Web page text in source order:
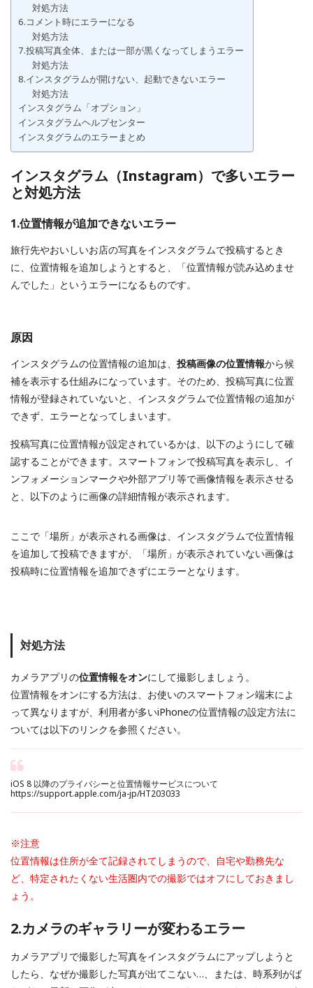
対処方法
6.コメント時にエラーになる
対処方法
7.投稿写真全体、または一部が黒くなってしまうエラー
対処方法
8.インスタグラムが開けない、起動できないエラー
対処方法
インスタグラム「オプション」
インスタグラムヘルプセンター
インスタグラムのエラーまとめ
インスタグラム（Instagram）で多いエラー
と対処方法
1.位置情報が追加できないエラー
旅行先やおいしいお店の写真をインスタグラムで投稿するとき
に、位置情報を追加しようとすると、「位置情報が読み込めませ
んでした」というエラーになるものです。
原因
インスタグラムの位置情報の追加は、 投稿画像の位置情報から候
補を表示する仕組みになっています。そのため、投稿写真に位置
情報が登録されていないと、インスタグラムで位置情報の追加が
できず、エラーとなってしまいます。
投稿写真に位置情報が設定されているかは、以下のようにして確
認することができます。スマートフォンで投稿写真を表示し、イ
ンフォメーションマークや外部アプリ等で画像情報を表示させる
と、以下のように画像の詳細情報が表示されます。
ここで「場所」が表示される画像は、インスタグラムで位置情報
を追加して投稿できますが、「場所」が表示されていない画像は
投稿時に位置情報を追加できずにエラーとなります。
対処方法
カメラアプリの位置情報をオンにして撮影しましょう。
位置情報をオンにする方法は、お使いのスマートフォン端末によ
って異なりますが、利用者が多いiPhoneの位置情報の設定方法に
ついては以下のリンクを参照ください。
iOS 8 以降のプライバシーと位置情報サービスについて
https://support.apple.com/ja-jp/HT203033
※注意
位置情報は住所が全て記録されてしまうので、自宅や勤務先な
ど、特定されたくない生活圏内での撮影ではオフにしておきまし
ょう。
2.カメラのギャラリーが変わるエラー
カメラアプリで撮影した写真をインスタグラムにアップしようと
したら、なぜか撮影した写真が出てこない…、または、時系列がば